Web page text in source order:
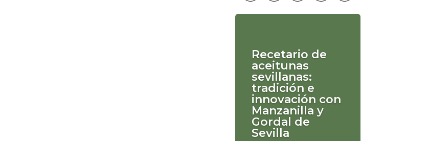
Recetario de
aceitunas
sevillanas:
tradición e
innovación con
Manzanilla y
Gordal de
Sevilla